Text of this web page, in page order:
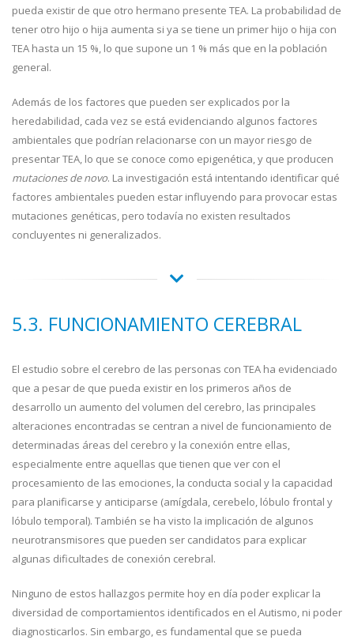
pueda existir de que otro hermano presente TEA. La probabilidad de
tener otro hijo o hija aumenta si ya se tiene un primer hijo o hija con
TEA hasta un 15 %, lo que supone un 1 % más que en la población
general.
Además de los factores que pueden ser explicados por la
heredabilidad, cada vez se está evidenciando algunos factores
ambientales que podrían relacionarse con un mayor riesgo de
presentar TEA, lo que se conoce como epigenética, y que producen
mutaciones de novo. La investigación está intentando identificar qué
factores ambientales pueden estar influyendo para provocar estas
mutaciones genéticas, pero todavía no existen resultados
concluyentes ni generalizados.
5.3. FUNCIONAMIENTO CEREBRAL
El estudio sobre el cerebro de las personas con TEA ha evidenciado
que a pesar de que pueda existir en los primeros años de
desarrollo un aumento del volumen del cerebro, las principales
alteraciones encontradas se centran a nivel de funcionamiento de
determinadas áreas del cerebro y la conexión entre ellas,
especialmente entre aquellas que tienen que ver con el
procesamiento de las emociones, la conducta social y la capacidad
para planificarse y anticiparse (amígdala, cerebelo, lóbulo frontal y
lóbulo temporal). También se ha visto la implicación de algunos
neurotransmisores que pueden ser candidatos para explicar
algunas dificultades de conexión cerebral.
Ninguno de estos hallazgos permite hoy en día poder explicar la
diversidad de comportamientos identificados en el Autismo, ni poder
diagnosticarlos. Sin embargo, es fundamental que se pueda